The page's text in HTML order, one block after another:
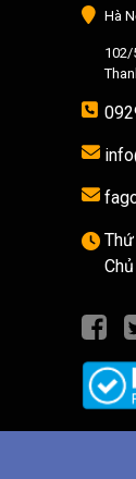
Hà
102/